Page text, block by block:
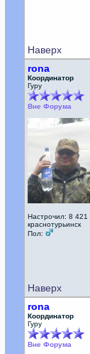
Наверх
rona
Координатор
Гуру
Вне Форума
Настрочил: 8 421
краснотурьинск
Пол:
Наверх
rona
Координатор
Гуру
Вне Форума